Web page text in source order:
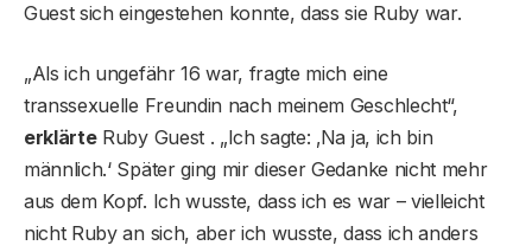
Guest sich eingestehen konnte, dass sie Ruby war.
„Als ich ungefähr 16 war, fragte mich eine
transsexuelle Freundin nach meinem Geschlecht“,
erklärteRuby Guest . „Ich sagte: ‚Na ja, ich bin
männlich.‘ Später ging mir dieser Gedanke nicht mehr
aus dem Kopf. Ich wusste, dass ich es war – vielleicht
nicht Ruby an sich, aber ich wusste, dass ich anders